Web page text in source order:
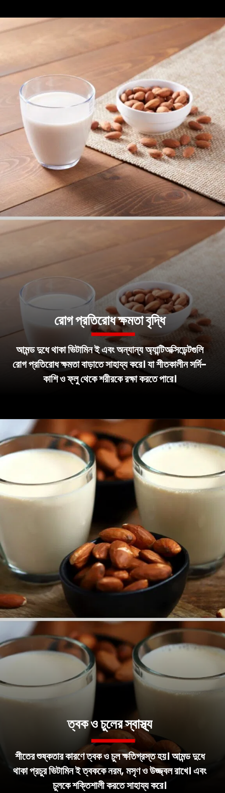
আমন্ড দুধে থাকা ভিটামিন ই এবং অন্যান্য অ্যান্টিঅক্সিডেন্টগুলি
রোগ প্রতিরোধ ক্ষমতা বাড়াতে সাহায্য করে। যা শীতকালীন সর্দি-
কাশি ও ফ্লু থেকে শরীরকে রক্ষা করতে পারে।
রোগ প্রতিরোধ ক্ষমতা বৃদ্ধি
শীতের শুষ্কতার কারণে ত্বক ও চুল ক্ষতিগ্রস্ত হয়। আমন্ড দুধে
থাকা প্রচুর ভিটামিন ই ত্বককে নরম, মসৃণ ও উজ্জ্বল রাখে। এবং
ত্বক ও চুলের স্বাস্থ্য